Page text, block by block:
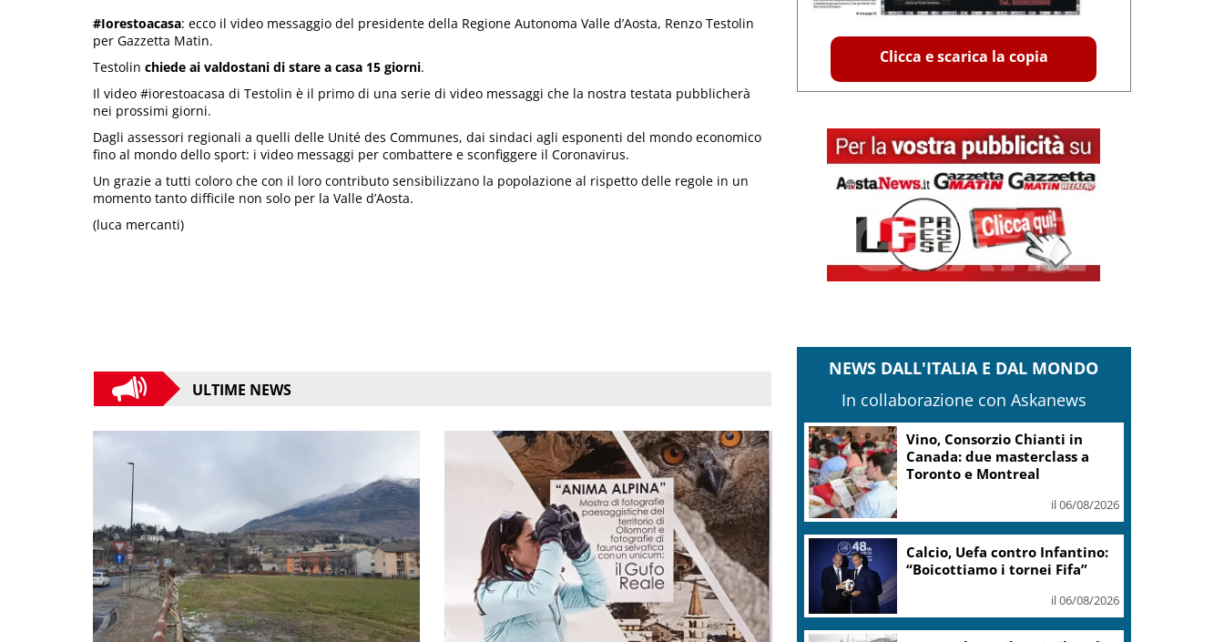
#Iorestoacasa: ecco il video messaggio del presidente della Regione Autonoma Valle d’Aosta, Renzo Testolin
per Gazzetta Matin.
Testolin chiede ai valdostani di stare a casa 15 giorni.
Il video #iorestoacasa di Testolin è il primo di una serie di video messaggi che la nostra testata pubblicherà
nei prossimi giorni.
Dagli assessori regionali a quelli delle Unité des Communes, dai sindaci agli esponenti del mondo economico
fino al mondo dello sport: i video messaggi per combattere e sconfiggere il Coronavirus.
Un grazie a tutti coloro che con il loro contributo sensibilizzano la popolazione al rispetto delle regole in un
momento tanto difficile non solo per la Valle d’Aosta.
(luca mercanti)
ULTIME NEWS
Clicca e scarica la copia
NEWS DALL'ITALIA E DAL MONDO
In collaborazione con Askanews
Covid, Conte: Dpcm Italia in
tutte le cancellerie, siamo
stati modello
il 06/08/2026
Berlino, un albero e una
panchina arcobaleno per
vittime dell’attentato